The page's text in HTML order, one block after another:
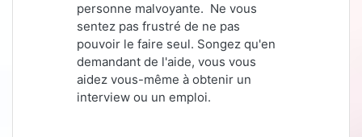
personne malvoyante. Ne vous
sentez pas frustré de ne pas
pouvoir le faire seul. Songez qu'en
demandant de l'aide, vous vous
aidez vous-même à obtenir un
interview ou un emploi.